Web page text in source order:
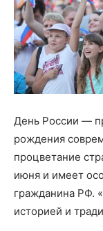
День России —
рождения
процветание
июня и имеет
гражданина РФ.
историей и